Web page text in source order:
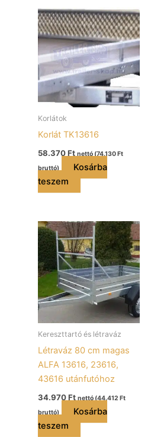
Korlátok
Korlát TK13616
58.370Ft nettó (74.130Ft
bruttó)
Kosárba
teszem
Kereszttartó és létraváz
Létraváz 80 cm magas
ALFA 13616, 23616,
43616 utánfutóhoz
34.970Ft nettó (44.412 Ft
bruttó)
Kosárba
teszem